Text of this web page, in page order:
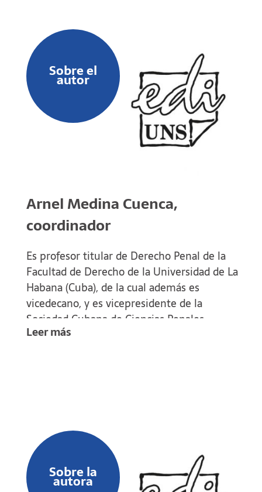
Sobre el
autor
Arnel Medina Cuenca,
coordinador
Es profesor titular de Derecho Penal de la
Facultad de Derecho de la Universidad de La
Habana (Cuba), de la cual además es
vicedecano, y es vicepresidente de la
Sociedad Cubana de Ciencias Penales.
Leer más
Sobre la
autora